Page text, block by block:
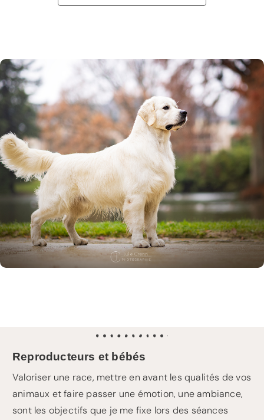
Reproducteurs et bébés
Valoriser une race, mettre en avant les qualités de vos
animaux et faire passer une émotion, une ambiance,
sont les objectifs que je me fixe lors des séances